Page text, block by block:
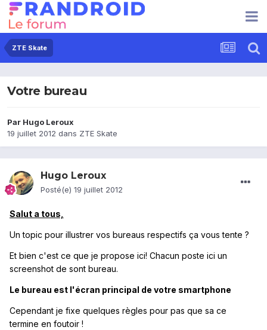
ZTE Skate
Votre bureau
Par Hugo Leroux
19 juillet 2012 dans ZTE Skate
Hugo Leroux
Posté(e) 19 juillet 2012
Salut a tous,
Un topic pour illustrer vos bureaus respectifs ça vous tente ?
Et bien c'est ce que je propose ici! Chacun poste ici un
screenshot de sont bureau.
Le bureau est l'écran principal de votre smartphone
Cependant je fixe quelques règles pour pas que sa ce
termine en foutoir !